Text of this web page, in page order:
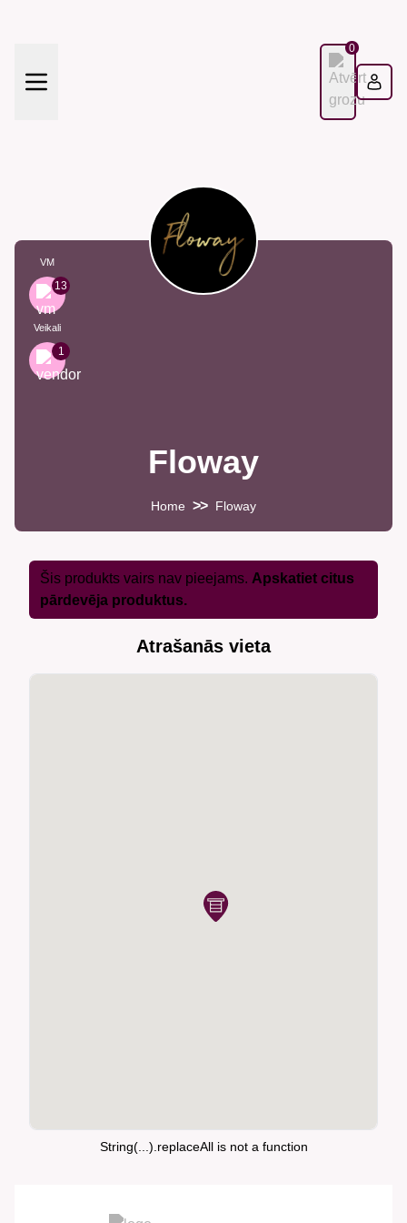
0
VM
13
Veikali
1
Floway
Home >> Floway
Šis produkts vairs nav pieejams. Apskatiet citus
pārdevēja produktus.
Atrašanās vieta
String(...).replaceAll is not a function